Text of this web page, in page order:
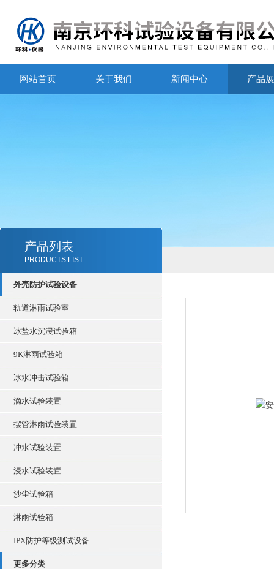
网站首页 关于我们 新闻中心 产品
产品列表
PRODUCTS LIST
外壳防护试验设备
轨道淋雨试验室
冰盐水沉浸试验箱
9K淋雨试验箱
冰水冲击试验箱
滴水试验装置
摆管淋雨试验装置
冲水试验装置
浸水试验装置
沙尘试验箱
淋雨试验箱
IPX防护等级测试设备
更多分类